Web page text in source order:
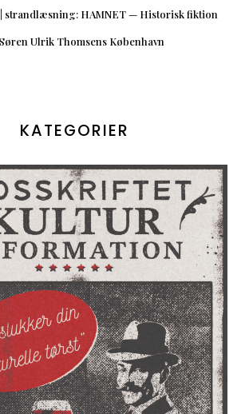
strandlæsning: HAMNET — Historisk fiktion
Ulrik Thomsens København
KATEGORIER